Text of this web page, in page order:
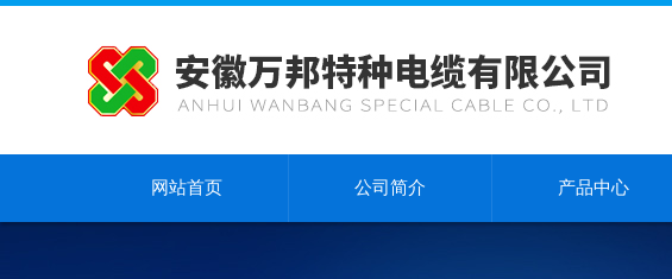
网站首页 公司简介 产品中心